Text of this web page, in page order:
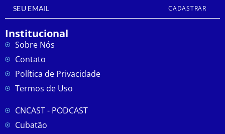
CADASTRAR
Institucional
Sobre Nós
Contato
Política de Privacidade
Termos de Uso
CNCAST - PODCAST
Cubatão